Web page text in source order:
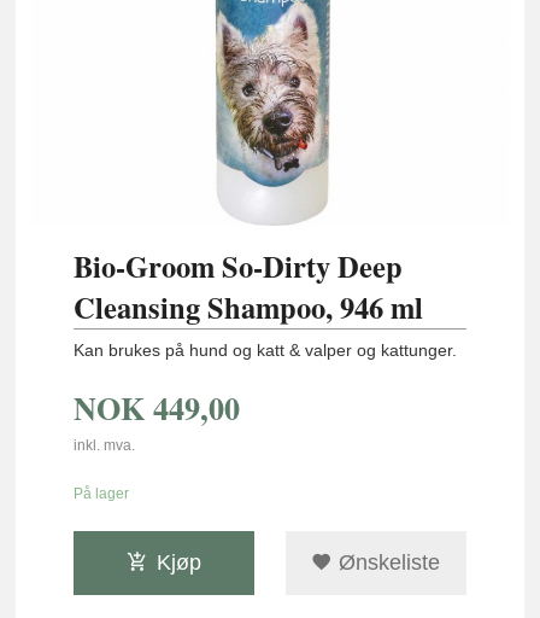
Bio-Groom So-Dirty Deep
Cleansing Shampoo, 946 ml
Kan brukes på hund og katt & valper og kattunger.
NOK449,00
inkl. mva.
På lager
Kjøp Ønskeliste